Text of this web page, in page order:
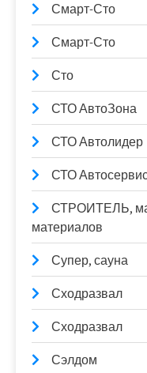
Смарт-Сто
Смарт-Сто
Сто
СТО АвтоЗона
СТО Автолидер
СТО
СТРОИТЕЛЬ,
материалов
Супер, сауна
Сходразвал
Сходразвал
Сэлдом